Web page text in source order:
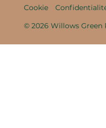
Cookie
© 2026 Willows Green